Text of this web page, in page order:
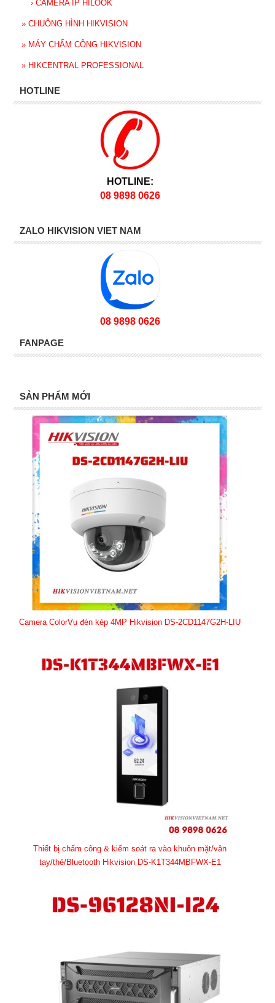
› CAMERA IP HILOOK
» CHUÔNG HÌNH HIKVISION
» MÁY CHẤM CÔNG HIKVISION
» HIKCENTRAL PROFESSIONAL
HOTLINE
HOTLINE:
08 9898 0626
ZALO HIKVISION VIET NAM
08 9898 0626
FANPAGE
SẢN PHẨM MỚI
Camera ColorVu đèn kép 4MP Hikvision DS-2CD1147G2H-LIU
Thiết bị chấm công & kiểm soát ra vào khuôn mặt/vân
tay/thẻ/Bluetooth Hikvision DS-K1T344MBFWX-E1